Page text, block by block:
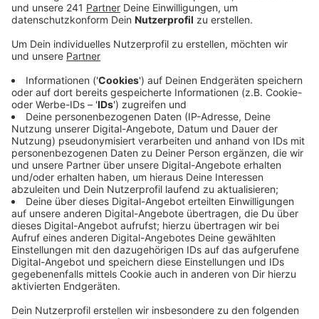
Beispiel Eltern erste Anzeichen auf Misshandlung
ignoriert hatten.
Veröffentlicht:Dienstag, 29.09.2020 10:14
Anzeige
Wenn Erzieher die Kinder zum Essen zwingen oder sie
wegen Fehlverhalten direkt von der Gruppe trennen,
dann ist das unangemessen. In solchen Fällen sollen
Eltern nicht zögern, sondern schnell den Kita-Träger
informieren. Die Träger sind rechtlich dazu verpflichtet,
solche Verdachtsfälle dem Jugendamt zu melden.
Auch der Stadtelternrat bietet sich als Anlaufstelle
für Eltern an – auch auf anonymen Weg, wenn
gewünscht. Der Elternrat weist
auch daraufhin, das Verdachtsfälle von